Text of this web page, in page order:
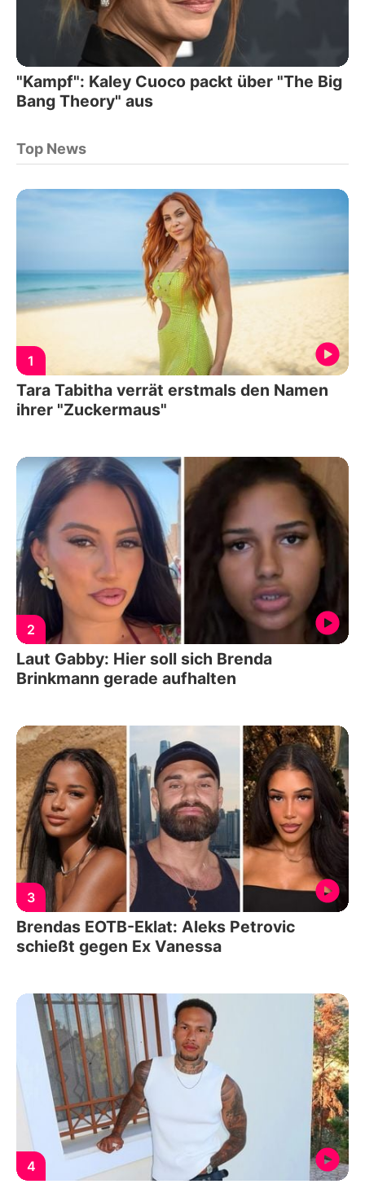
"Kampf": Kaley Cuoco packt über "The Big
Bang Theory" aus
Top News
1
Tara Tabitha verrät erstmals den Namen
ihrer "Zuckermaus"
2
Laut Gabby: Hier soll sich Brenda
Brinkmann gerade aufhalten
3
Brendas EOTB-Eklat: Aleks Petrovic
schießt gegen Ex Vanessa
4